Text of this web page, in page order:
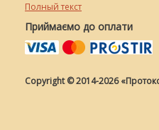
Полный текст
Приймаємо до оплати
Copyright © 2014-2026